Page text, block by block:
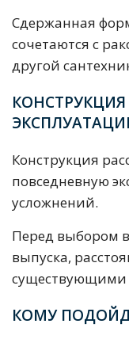
Сдержанная
сочетаются с
другой
Конструкция
повседневную
усложнений.
Перед выбором
выпуска,
КОМУ